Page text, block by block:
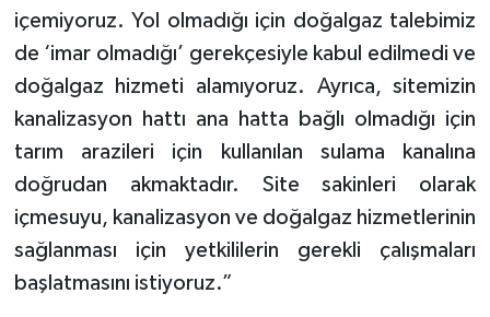
içemiyoruz. Yol olmadığı için doğalgaz talebimiz
de ‘imar olmadığı’ gerekçesiyle kabul edilmedi ve
doğalgaz hizmeti alamıyoruz. Ayrıca, sitemizin
kanalizasyon hattı ana hatta bağlı olmadığı için
tarım arazileri için kullanılan sulama kanalına
doğrudan akmaktadır. Site sakinleri olarak
içmesuyu, kanalizasyon ve doğalgaz hizmetlerinin
sağlanması için yetkililerin gerekli çalışmaları
başlatmasını istiyoruz.”